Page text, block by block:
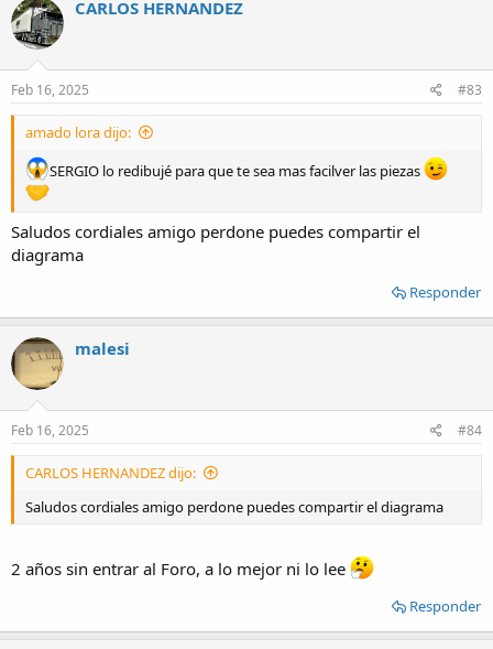
t
i
o
n
s
CARLOS HERNANDEZ
Feb 16, 2025 #83
amado lora dijo:
SERGIO lo redibujé para que te sea mas facilver las piezas
Saludos cordiales amigo perdone puedes compartir el
diagrama
Responder
malesi
Feb 16, 2025 #84
CARLOS HERNANDEZ dijo:
Saludos cordiales amigo perdone puedes compartir el diagrama
2 años sin entrar al Foro, a lo mejor ni lo lee
Responder